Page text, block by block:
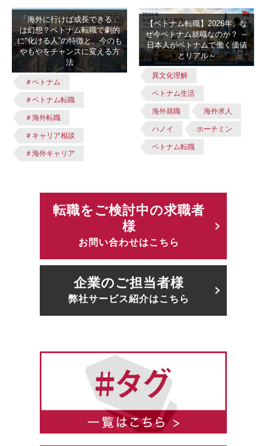
「海外に行けば成長できる」
は幻想？ベトナム転職で劇的
に“化ける人”の特徴と、今のも
やもやをチャンスに変える方
法
＃ベトナム
＃ベトナム転職
＃海外転職
＃キャリア相談
＃海外キャリア
【ベトナム転職】2026年、な
ぜ今ベトナム就職なのか？ ～
日本人がベトナムで働く価値
とリアル～
異文化理解
ベトナム生活
海外就職 海外求人
ハノイ ホーチミン
ベトナム転職
転職をご検討中の求職者
様
お問い合わせはこちら
企業のご担当者様
弊社サービス紹介はこちら